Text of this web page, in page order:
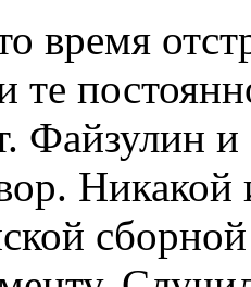
время
те
Файзулин